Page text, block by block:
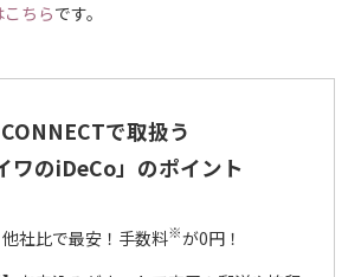
ちらです。
CONNECTで取扱う
ワのiDeCo」のポイント
社比で最安！手数料※が0円！